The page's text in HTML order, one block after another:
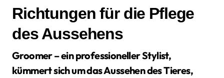
Richtungen für die Pflege
des Aussehens
Groomer – ein professioneller Stylist,
kümmert sich um das Aussehen des Tieres,